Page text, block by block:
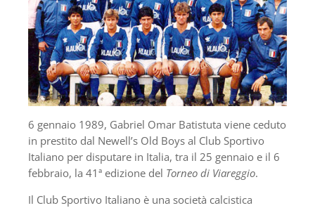
6 gennaio 1989, Gabriel Omar Batistuta viene ceduto
in prestito dal Newell’s Old Boys al Club Sportivo
Italiano per disputare in Italia, tra il 25 gennaio e il 6
febbraio, la 41ª edizione del Torneo di Viareggio.
Il Club Sportivo Italiano è una società calcistica